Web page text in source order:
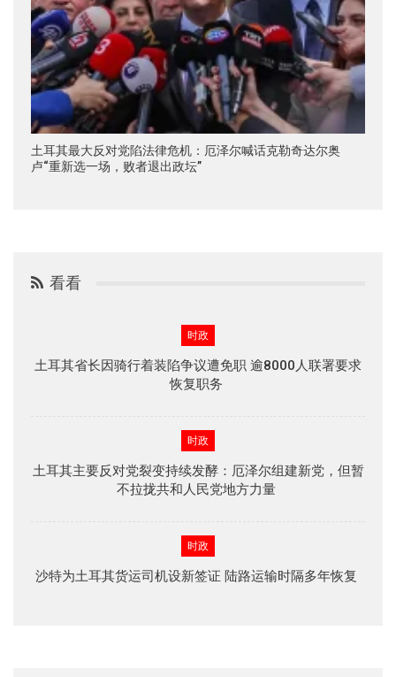
土耳其最大反对党陷法律危机：厄泽尔喊话克勒奇达尔奥
卢“重新选一场，败者退出政坛”
看看
时政
土耳其省长因骑行着装陷争议遭免职 逾8000人联署要求
恢复职务
时政
土耳其主要反对党裂变持续发酵：厄泽尔组建新党，但暂
不拉拢共和人民党地方力量
时政
沙特为土耳其货运司机设新签证 陆路运输时隔多年恢复